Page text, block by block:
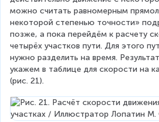
можно считать равномерным
некоторой степенью точности»
позже, а пока перейдём к расчету
четырёх участков пути. Для этого
нужно разделить на время.
укажем в таблице для скорости на
(рис. 21).